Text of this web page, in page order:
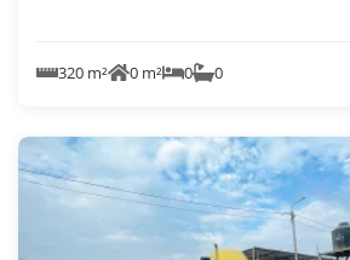
320 m² 0 m² 0 0